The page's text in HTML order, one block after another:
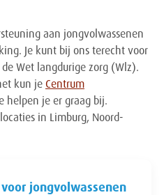
aan jongvolwassenen
Je kunt bij ons terecht voor
Wet langdurige zorg (Wlz).
kun je Centrum
helpen je er graag bij.
in Limburg, Noord-
jongvolwassenen